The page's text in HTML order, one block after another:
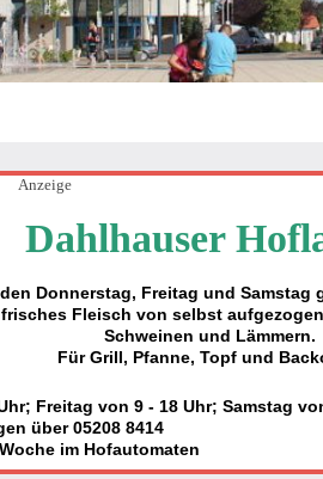
Anzeige
Dahlhauser
Donnerstag, Freitag und Samstag
frisches Fleisch von selbst
Schweinen und Lämmern.
Für Grill, Pfanne, Topf und
Freitag von 9 - 18 Uhr; Samstag
über 05208 8414
im Hofautomaten